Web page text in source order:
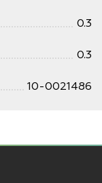
0.3
0.3
10-0021486